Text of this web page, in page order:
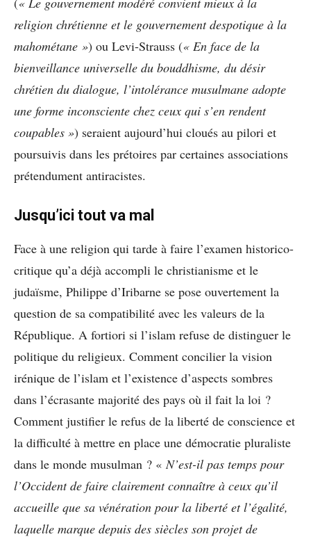
religion chrétienne et le gouvernement despotique à la
mahométane ») ou Levi-Strauss (« En face de la
bienveillance universelle du bouddhisme, du désir
chrétien du dialogue, l’intolérance musulmane adopte
une forme inconsciente chez ceux qui s’en rendent
coupables ») seraient aujourd’hui cloués au pilori et
poursuivis dans les prétoires par certaines associations
prétendument antiracistes.
Jusqu’ici tout va mal
Face à une religion qui tarde à faire l’examen historico-
critique qu’a déjà accompli le christianisme et le
judaïsme, Philippe d’Iribarne se pose ouvertement la
question de sa compatibilité avec les valeurs de la
République. A fortiori si l’islam refuse de distinguer le
politique du religieux. Comment concilier la vision
irénique de l’islam et l’existence d’aspects sombres
dans l’écrasante majorité des pays où il fait la loi ?
Comment justifier le refus de la liberté de conscience et
la difficulté à mettre en place une démocratie pluraliste
dans le monde musulman ? « N’est-il pas temps pour
l’Occident de faire clairement connaître à ceux qu’il
accueille que sa vénération pour la liberté et l’égalité,
laquelle marque depuis des siècles son projet de